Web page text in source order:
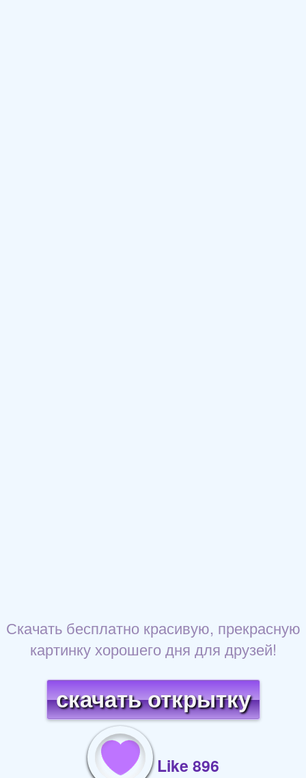
Скачать бесплатно красивую, прекрасную
картинку хорошего дня для друзей!
скачать открытку
Like 896